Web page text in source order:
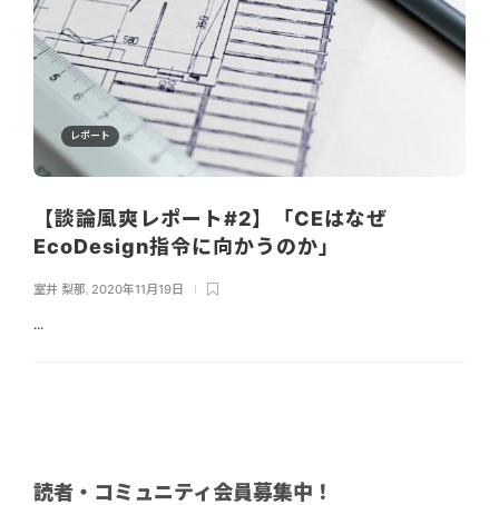
レポート
【談論風爽レポート#2】「CEはなぜ
EcoDesign指令に向かうのか」
室井 梨那 2020年11月19日
...
読者・コミュニティ会員募集中！